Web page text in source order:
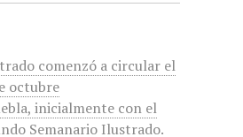
comenzó a circular el
octubre
inicialmente con el
Semanario Ilustrado.